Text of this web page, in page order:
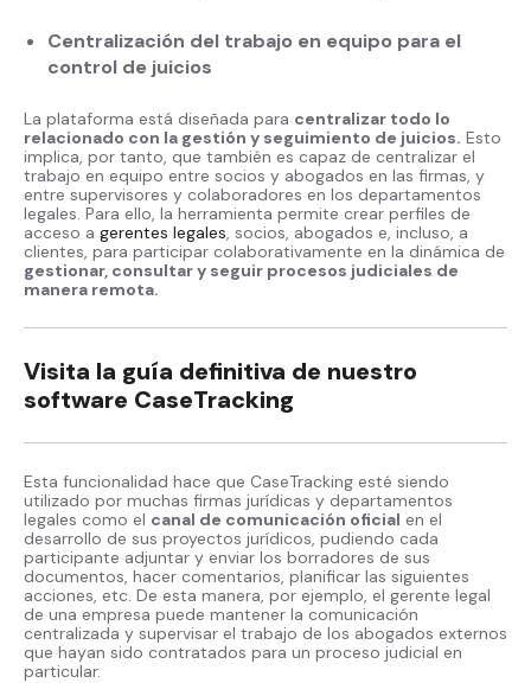
Centralización del trabajo en equipo para el
control de juicios
La plataforma está diseñada para centralizar todo lo
relacionado con la gestión y seguimiento de juicios. Esto
implica, por tanto, que también es capaz de centralizar el
trabajo en equipo entre socios y abogados en las firmas, y
entre supervisores y colaboradores en los departamentos
legales. Para ello, la herramienta permite crear perfiles de
acceso a gerentes legales, socios, abogados e, incluso, a
clientes, para participar colaborativamente en la dinámica de
gestionar, consultar y seguir procesos judiciales de
manera remota.
Visita la guía definitiva de nuestro
software CaseTracking
Esta funcionalidad hace que CaseTracking esté siendo
utilizado por muchas firmas jurídicas y departamentos
legales como el canal de comunicación oficial en el
desarrollo de sus proyectos jurídicos, pudiendo cada
participante adjuntar y enviar los borradores de sus
documentos, hacer comentarios, planificar las siguientes
acciones, etc. De esta manera, por ejemplo, el gerente legal
de una empresa puede mantener la comunicación
centralizada y supervisar el trabajo de los abogados externos
que hayan sido contratados para un proceso judicial en
particular.